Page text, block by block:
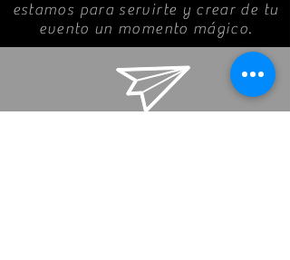
estamos para servirte y crear de tu
evento un momento mágico.